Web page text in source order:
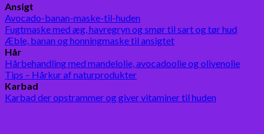
Ansigt
Avocado-banan-maske-til-huden
Fugtmaske med æg, havregryn og smør til sart og tør hud
Æble, banan og honningmaske til ansigtet
Hår
Hårbehandling med mandelolie, avocadoolie og olivenolie
Tips – Hårkur af naturprodukter
Karbad
Karbad der opstrammer og giver vitaminer til huden